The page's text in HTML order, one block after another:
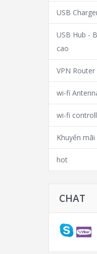
USB
USB Hub -
cao
VPN Router
wi-fi
wi-fi
Khuyến mãi
hot
CHAT